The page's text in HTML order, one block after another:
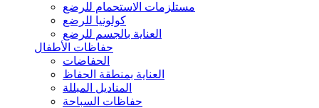
مستلزمات الاستحمام للرضع
كولونيا للرضع
العناية بالجسم للرضع
حفاظات الأطفال
الحفاضات
العناية بمنطقة الحفاظ
المناديل المبللة
حفاظات السباحة